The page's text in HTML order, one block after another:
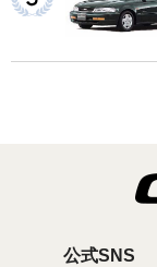
公式SNS